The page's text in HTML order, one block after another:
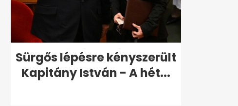
Sürgős lépésre kényszerült
Kapitány István - A hét...